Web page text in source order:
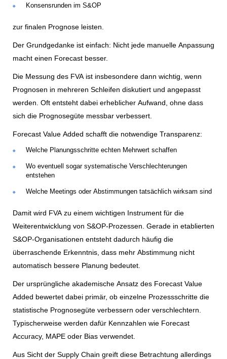
Konsensrunden im S&OP
zur finalen Prognose leisten.
Der Grundgedanke ist einfach: Nicht jede manuelle Anpassung
macht einen Forecast besser.
Die Messung des FVA ist insbesondere dann wichtig, wenn
Prognosen in mehreren Schleifen diskutiert und angepasst
werden. Oft entsteht dabei erheblicher Aufwand, ohne dass
sich die Prognosegüte messbar verbessert.
Forecast Value Added schafft die notwendige Transparenz:
Welche Planungsschritte echten Mehrwert schaffen
Wo eventuell sogar systematische Verschlechterungen
entstehen
Welche Meetings oder Abstimmungen tatsächlich wirksam sind
Damit wird FVA zu einem wichtigen Instrument für die
Weiterentwicklung von S&OP-Prozessen. Gerade in etablierten
S&OP-Organisationen entsteht dadurch häufig die
überraschende Erkenntnis, dass mehr Abstimmung nicht
automatisch bessere Planung bedeutet.
Der ursprüngliche akademische Ansatz des Forecast Value
Added bewertet dabei primär, ob einzelne Prozessschritte die
statistische Prognosegüte verbessern oder verschlechtern.
Typischerweise werden dafür Kennzahlen wie Forecast
Accuracy, MAPE oder Bias verwendet.
Aus Sicht der Supply Chain greift diese Betrachtung allerdings